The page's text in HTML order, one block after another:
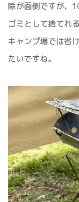
除が面倒ですが、
ゴミとして捨てれ
キャンプ場では省
たいですね。